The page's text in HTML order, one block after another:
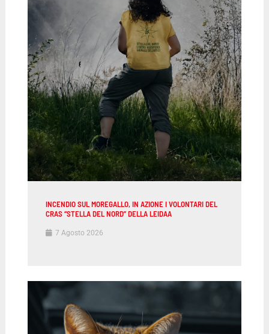
INCENDIO SUL MOREGALLO, IN AZIONE I VOLONTARI DEL
CRAS “STELLA DEL NORD” DELLA LEIDAA
7 Agosto 2026